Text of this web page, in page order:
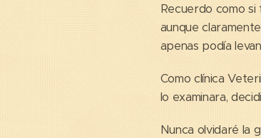
Recuerdo como si
aunque
apenas podía
Como clínica
lo examinara,
Nunca olvidaré la